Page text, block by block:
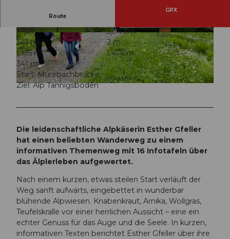
© Esther Gfeller, UNESCO Biosphäre Entlebuch
© Esther Gfeller, UNESCO Biosphäre Entlebuc
h
© Esther Gfeller, UNESCO Biosphäre Entlebuc
h
Route
GPX
1:10 h
3,06 km
341 m
2 m
1.135 m
1.476 m
341 m
Start: Mürebachbrücke
Ziel: Alp Tannigsboden
Die leidenschaftliche Alpkäserin Esther Gfeller
hat einen beliebten Wanderweg zu einem
informativen Themenweg mit 16 Infotafeln über
das Älplerleben aufgewertet.
Nach einem kurzen, etwas steilen Start verläuft der
Weg sanft aufwärts, eingebettet in wunderbar
blühende Alpwiesen. Knabenkraut, Arnika, Wollgras,
Teufelskralle vor einer herrlichen Aussicht – eine ein
echter Genuss für das Auge und die Seele. In kurzen,
informativen Texten berichtet Esther Gfeller über ihre